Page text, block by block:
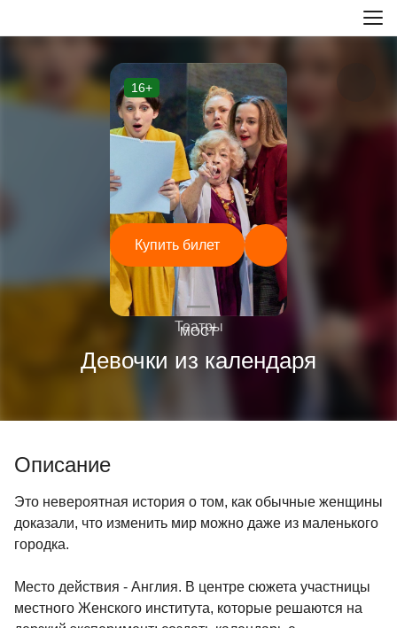
16+
Театры
Девочки из календаря
Купить билет
—
МОСТ
Описание
Это невероятная история о том, как обычные женщины
доказали, что изменить мир можно даже из маленького
городка.
Место действия - Англия. В центре сюжета участницы
местного Женского института, которые решаются на